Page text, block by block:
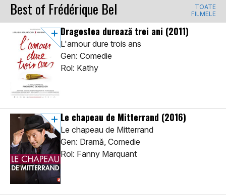
Best of Frédérique Bel
TOATE
FILMELE
Dragostea durează trei ani (2011)
L'amour dure trois ans
Gen: Comedie
Rol: Kathy
Le chapeau de Mitterrand (2016)
Le chapeau de Mitterrand
Gen: Dramă, Comedie
Rol: Fanny Marquant